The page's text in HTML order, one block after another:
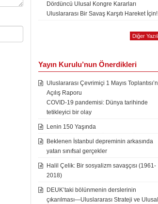
Dördüncü Ulusal Kongre Kararları
Uluslararası Bir Savaş Karşıtı Hareket İçin!
Diğer
Yayın Kurulu’nun Önerdikleri
Uluslararası Çevrimiçi 1 Mayıs
Açılış Raporu
COVID-19 pandemisi: Dünya tarihinde
tetikleyici bir olay
Lenin 150 Yaşında
Beklenen İstanbul depreminin arkasında
yatan sınıfsal gerçekler
Halil Çelik: Bir sosyalizm savaşçısı (1961-
2018)
DEUK’taki bölünmenin derslerinin
çıkarılması—Uluslararası Strateji ve Ulusal